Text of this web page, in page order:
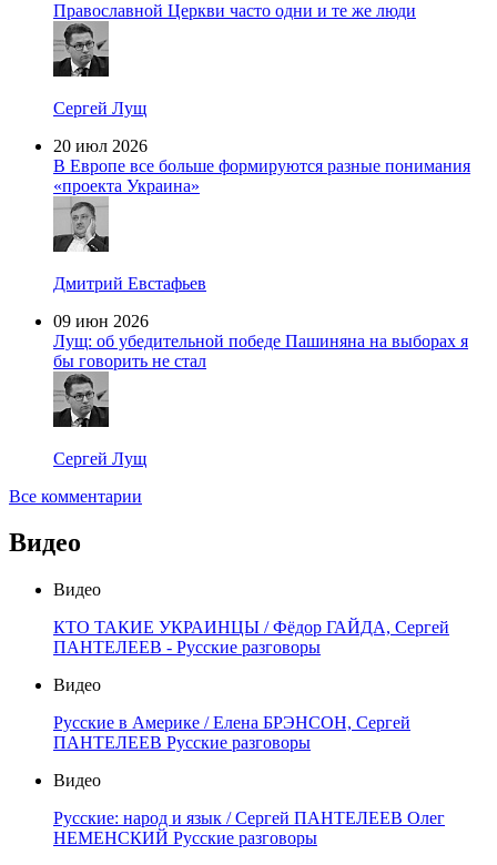
Православной Церкви часто одни и те же люди
Сергей Лущ
20 июл 2026
В Европе все больше формируются разные понимания
«проекта Украина»
Дмитрий Евстафьев
09 июн 2026
Лущ: об убедительной победе Пашиняна на выборах я
бы говорить не стал
Сергей Лущ
Все комментарии
Видео
Видео
КТО ТАКИЕ УКРАИНЦЫ / Фёдор ГАЙДА, Сергей
ПАНТЕЛЕЕВ - Русские разговоры
Видео
Русские в Америке / Елена БРЭНСОН, Сергей
ПАНТЕЛЕЕВ Русские разговоры
Видео
Русские: народ и язык / Сергей ПАНТЕЛЕЕВ Олег
НЕМЕНСКИЙ Русские разговоры